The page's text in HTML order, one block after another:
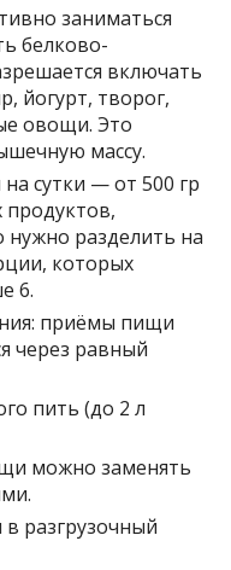
заниматься
белково-
включать
йогурт, творог,
овощи. Это
массу.
сутки — от 500 гр
нужно разделить на
которых
6.
приёмы пищи
через равный
пить (до 2 л
можно заменять
в разгрузочный